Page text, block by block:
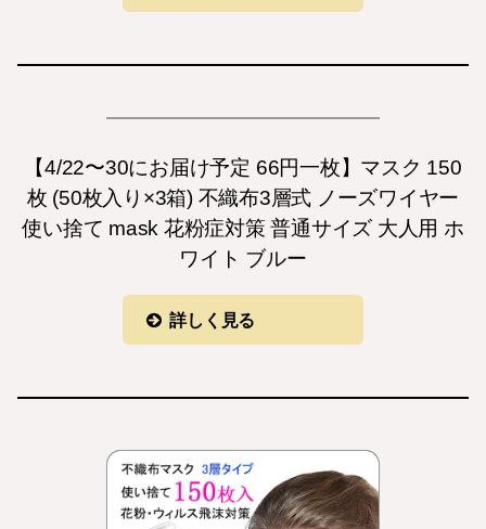
【4/22〜30にお届け予定 66円一枚】マスク 150
枚 (50枚入り×3箱) 不織布3層式 ノーズワイヤー
使い捨て mask 花粉症対策 普通サイズ 大人用 ホ
ワイト ブルー
詳しく見る